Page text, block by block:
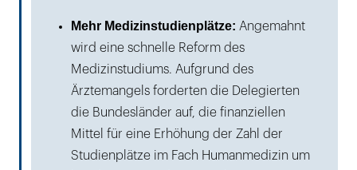
Mehr Medizinstudienplätze: Angemahnt
wird eine schnelle Reform des
Medizinstudiums. Aufgrund des
Ärztemangels forderten die Delegierten
die Bundesländer auf, die finanziellen
Mittel für eine Erhöhung der Zahl der
Studienplätze im Fach Humanmedizin um